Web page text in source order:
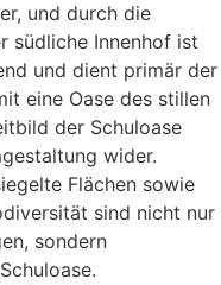
und durch die
südliche Innenhof ist
und dient primär der
eine Oase des stillen
der Schuloase
wider.
Flächen sowie
sind nicht nur
sondern